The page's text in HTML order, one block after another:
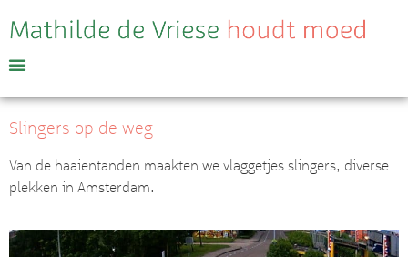
Slingers op de weg
Van de haaientanden maakten we vlaggetjes slingers, diverse
plekken in Amsterdam.